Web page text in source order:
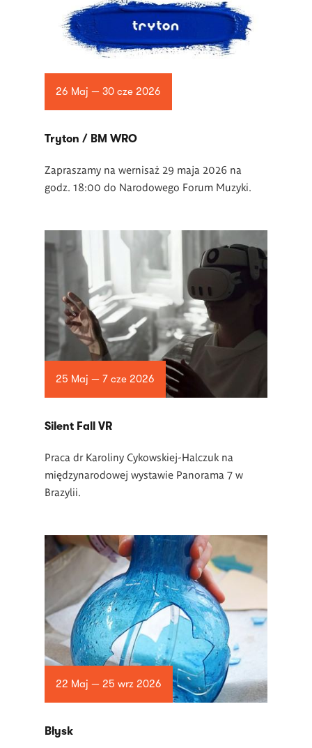
26 Maj — 30 cze 2026
Tryton / BM WRO
Zapraszamy na wernisaż 29 maja 2026 na
godz. 18:00 do Narodowego Forum Muzyki.
25 Maj — 7 cze 2026
Silent Fall VR
Praca dr Karoliny Cykowskiej-Halczuk na
międzynarodowej wystawie Panorama 7 w
Brazylii.
22 Maj — 25 wrz 2026
Błysk